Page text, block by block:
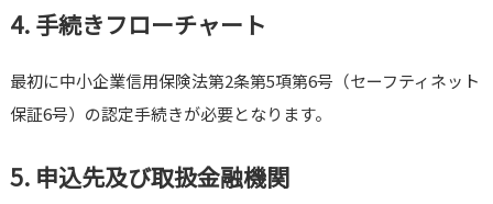
4. 手続きフローチャート
最初に中小企業信用保険法第2条第5項第6号（セーフティネット
保証6号）の認定手続きが必要となります。
5. 申込先及び取扱金融機関